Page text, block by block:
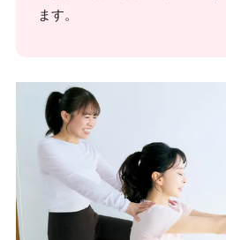
ます。